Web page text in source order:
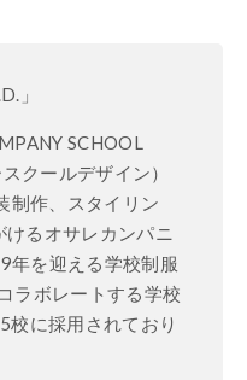
」
SCHOOL
クールデザイン）
制作、スタイリン
るオサレカンパニ
年を迎える学校制服
ラボレートする学校
校に採用されており